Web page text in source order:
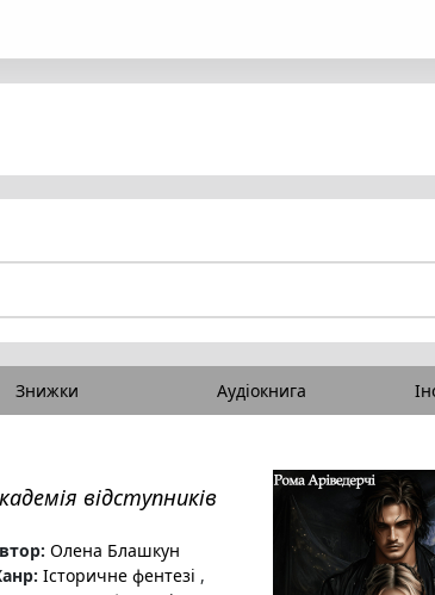
Знижки Аудіокнига
відступників
Олена Блашкун
Історичне фентезі ,